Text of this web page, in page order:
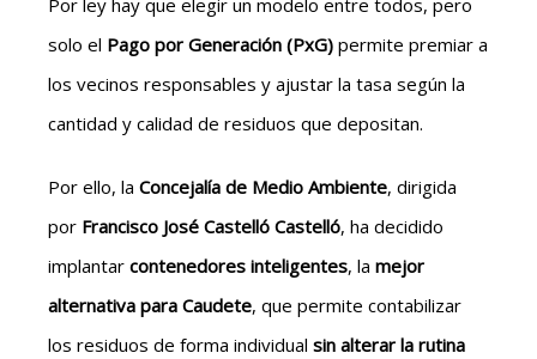
solo el Pago por Generación (PxG) permite premiar a
los vecinos responsables y ajustar la tasa según la
cantidad y calidad de residuos que depositan.
Por ello, la Concejalía de Medio Ambiente, dirigida
por Francisco José Castelló Castelló, ha decidido
implantar contenedores inteligentes, la mejor
alternativa para Caudete, que permite contabilizar
los residuos de forma individual sin alterar la rutina